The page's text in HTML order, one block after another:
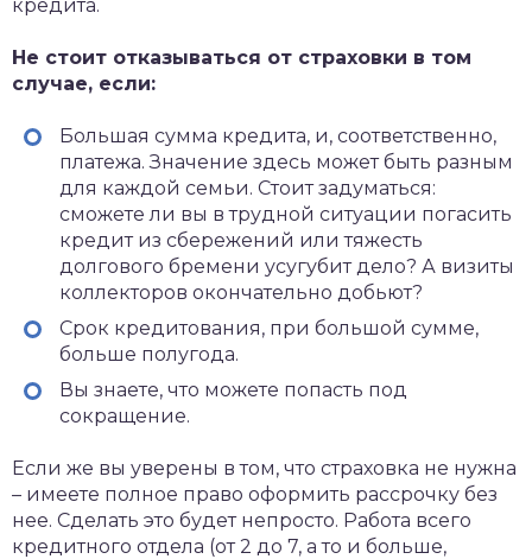
кредита.
Не стоит отказываться от страховки в том
случае, если:
Большая сумма кредита, и, соответственно,
платежа. Значение здесь может быть разным
для каждой семьи. Стоит задуматься:
сможете ли вы в трудной ситуации погасить
кредит из сбережений или тяжесть
долгового бремени усугубит дело? А визиты
коллекторов окончательно добьют?
Срок кредитования, при большой сумме,
больше полугода.
Вы знаете, что можете попасть под
сокращение.
Если же вы уверены в том, что страховка не нужна
– имеете полное право оформить рассрочку без
нее. Сделать это будет непросто. Работа всего
кредитного отдела (от 2 до 7, а то и больше,